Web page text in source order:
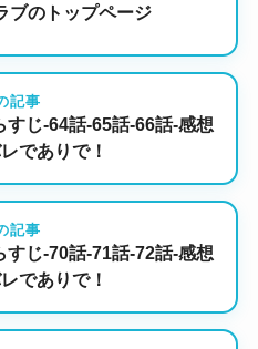
ブのトップページ
記事
じ-64話-65話-66話-感想
でありで！
記事
じ-70話-71話-72話-感想
でありで！